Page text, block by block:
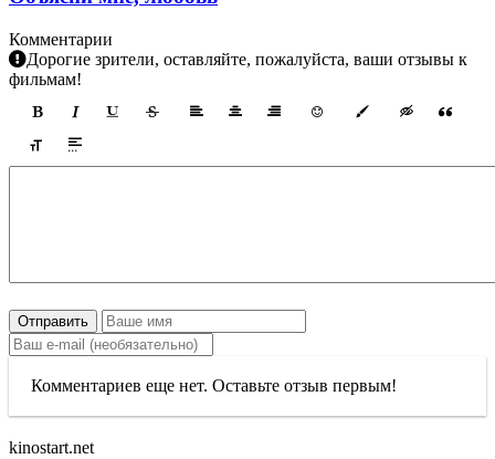
Комментарии
Дорогие зрители, оставляйте, пожалуйста, ваши отзывы к
фильмам!
Отправить
Комментариев еще нет. Оставьте отзыв первым!
kinostart.net